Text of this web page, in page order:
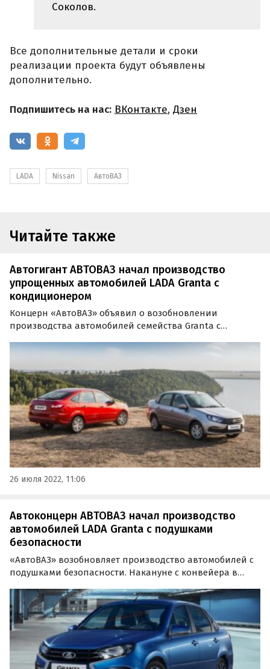
Соколов.
Все дополнительные детали и сроки
реализации проекта будут объявлены
дополнительно.
Подпишитесь на нас: ВКонтакте, Дзен
LADA Nissan АвтоВАЗ
Читайте также
Автогигант АВТОВАЗ начал производство
упрощенных автомобилей LADA Granta с
кондиционером
Концерн «АвтоВАЗ» объявил о возобновлении
производства автомобилей семейства Granta с
около 80% продаж, сообщила во вторник пресс-служба
26 июля 2022, 11:06
Автоконцерн АВТОВАЗ начал производство
автомобилей LADA Granta с подушками
безопасности
«АвтоВАЗ» возобновляет производство автомобилей с
подушками безопасности. Накануне с конвейера в
сообщают «Автоновости дня» со ссылкой на
инсайдерское сообщество Avtograd News в соцсети…